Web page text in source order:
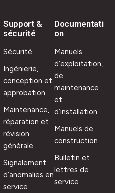
Support &
sécurité
Sécurité
Ingénierie,
conception et
approbation
Maintenance,
réparation et
révision
générale
Signalement
d’anomalies en
service
Documentati
on
Manuels
d’exploitation,
de
maintenance
et
d’installation
Manuels de
construction
Bulletin et
lettres de
service